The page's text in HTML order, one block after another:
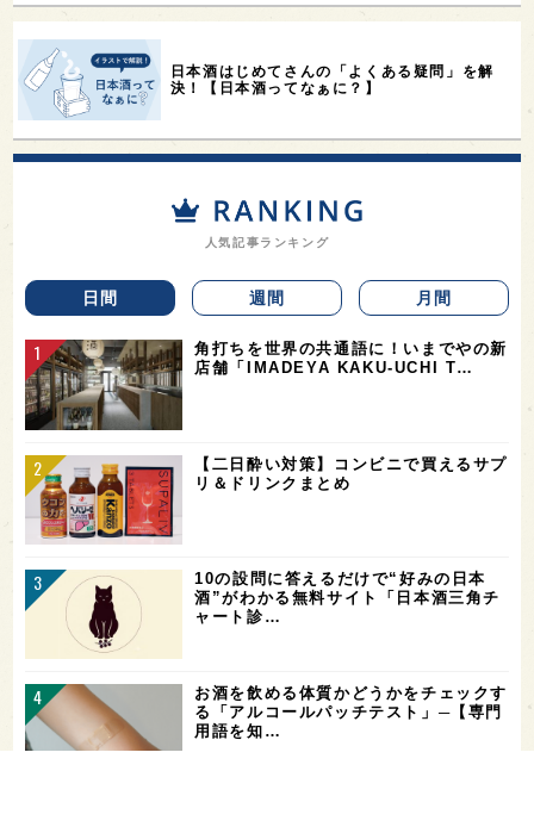
日本酒はじめてさんの「よくある疑問」を解
決！【日本酒ってなぁに？】
人気記事ランキング
日間 週間 月間
角打ちを世界の共通語に！いまでやの新
店舗「IMADEYA KAKU-UCHI T…
【二日酔い対策】コンビニで買えるサプ
リ＆ドリンクまとめ
10の設問に答えるだけで“好みの日本
酒”がわかる無料サイト「日本酒三角チ
ャート診…
お酒を飲める体質かどうかをチェックす
る「アルコールパッチテスト」─【専門
用語を知…